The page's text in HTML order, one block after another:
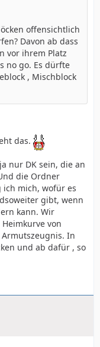
offensichtlich
Davon ab dass
vor ihrem Platz
no go. Es dürfte
, Mischblock
das.
nur DK sein, die an
die Ordner
ich mich, wofür es
gibt, wenn
kann. Wir
von
In
und ab dafür , so